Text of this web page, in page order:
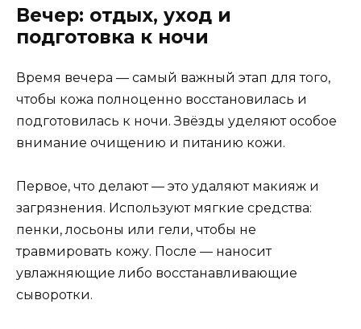
Вечер: отдых, уход и
подготовка к ночи
Время вечера — самый важный этап для того,
чтобы кожа полноценно восстановилась и
подготовилась к ночи. Звёзды уделяют особое
внимание очищению и питанию кожи.
Первое, что делают — это удаляют макияж и
загрязнения. Используют мягкие средства:
пенки, лосьоны или гели, чтобы не
травмировать кожу. После — наносит
увлажняющие либо восстанавливающие
сыворотки.